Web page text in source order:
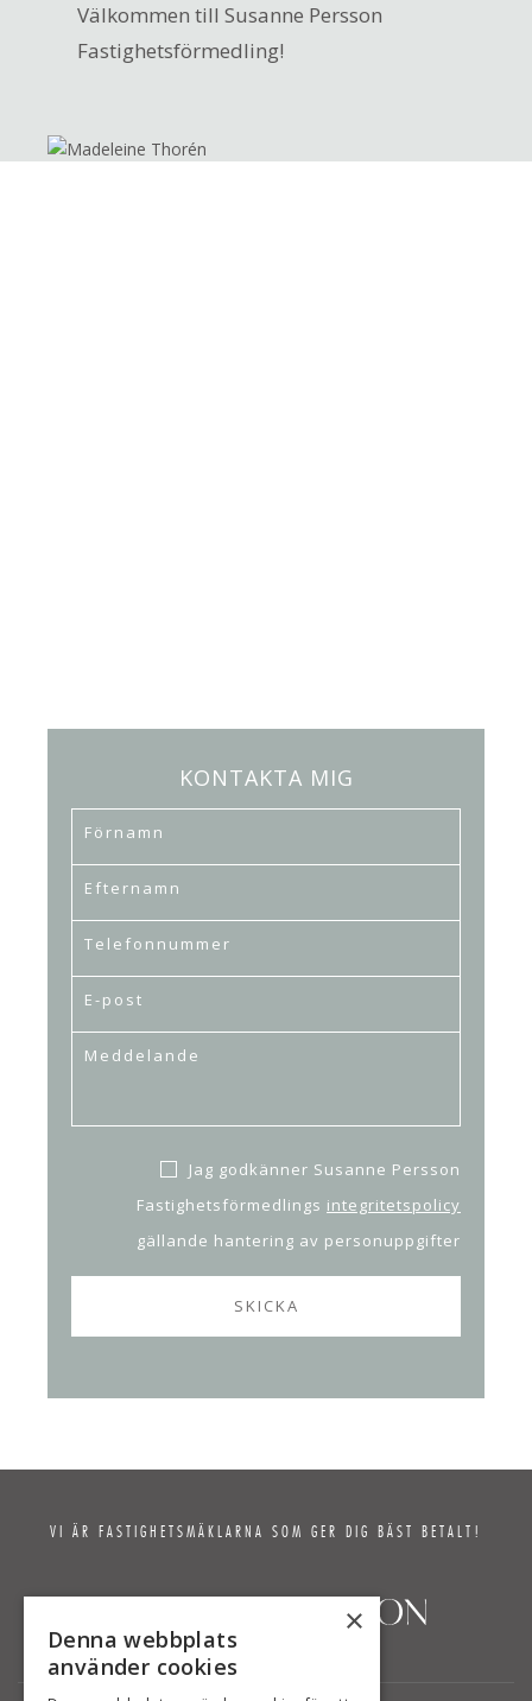
Välkommen till Susanne Persson
Fastighetsförmedling!
KONTAKTA MIG
Jag godkänner Susanne Persson
Fastighetsförmedlings integritetspolicy
gällande hantering av personuppgifter
VI ÄR FASTIGHETSMÄKLARNA SOM GER DIG BÄST BETALT!
×
Denna webbplats
använder cookies